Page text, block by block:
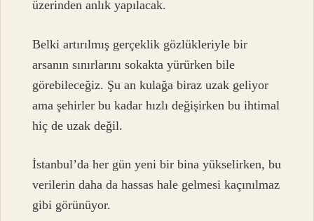
üzerinden anlık yapılacak.
Belki artırılmış gerçeklik gözlükleriyle bir
arsanın sınırlarını sokakta yürürken bile
görebileceğiz. Şu an kulağa biraz uzak geliyor
ama şehirler bu kadar hızlı değişirken bu ihtimal
hiç de uzak değil.
İstanbul’da her gün yeni bir bina yükselirken, bu
verilerin daha da hassas hale gelmesi kaçınılmaz
gibi görünüyor.